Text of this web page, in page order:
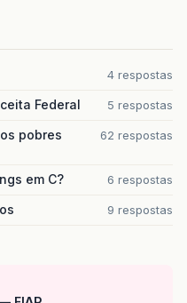
4 respostas
Federal 5 respostas
pobres
62 respostas
em C? 6 respostas
9 respostas